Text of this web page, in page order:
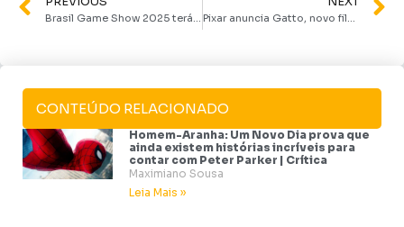
CONTEÚDO RELACIONADO
Homem-Aranha: Um Novo Dia prova que
ainda existem histórias incríveis para
contar com Peter Parker | Crítica
Maximiano Sousa
Leia Mais »